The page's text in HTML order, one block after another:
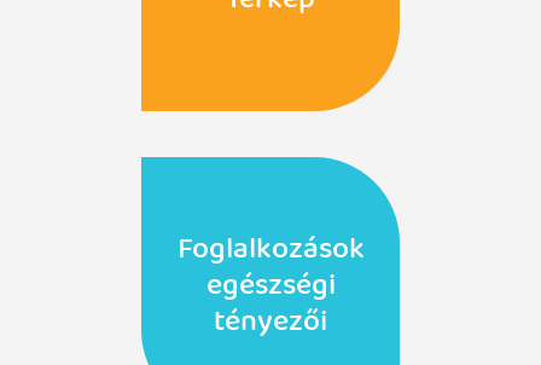
Foglalkozások
egészségi
tényezői